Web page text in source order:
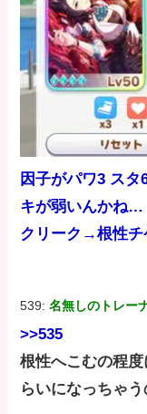
因子がパワ3 ス
キが弱いんかね…
クリーク→根性
539:名無しのトレー
>>535
根性へこむの程度
らいになっちゃ